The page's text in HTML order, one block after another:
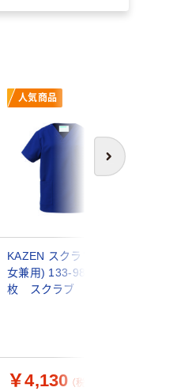
次へ
人気商品
KAZEN スクラブ(男
女兼用) 133-98 L 1
枚 スクラブ
￥4,130 （税込）